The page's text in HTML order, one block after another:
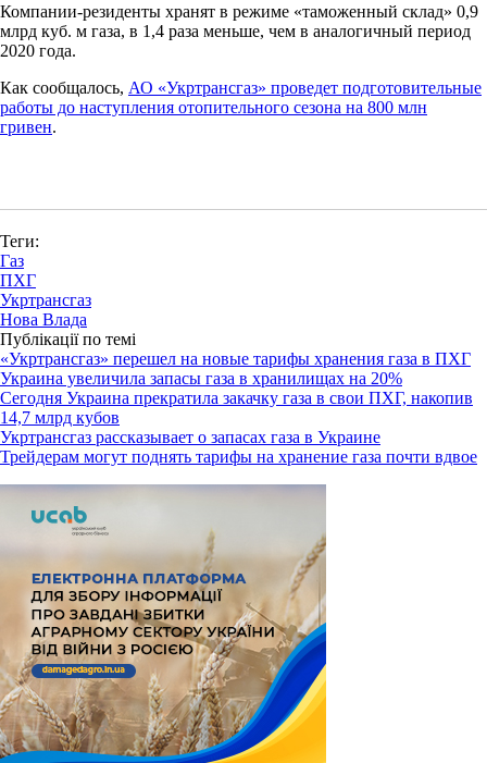
Компании-резиденты хранят в режиме «таможенный склад» 0,9
млрд куб. м газа, в 1,4 раза меньше, чем в аналогичный период
2020 года.
Как сообщалось, АО «Укртрансгаз» проведет подготовительные
работы до наступления отопительного сезона на 800 млн
гривен.
Теги:
Газ
ПХГ
Укртрансгаз
Нова Влада
Публікації по темі
«Укртрансгаз» перешел на новые тарифы хранения газа в ПХГ
Украина увеличила запасы газа в хранилищах на 20%
Сегодня Украина прекратила закачку газа в свои ПХГ, накопив
14,7 млрд кубов
Укртрансгаз рассказывает о запасах газа в Украине
Трейдерам могут поднять тарифы на хранение газа почти вдвое